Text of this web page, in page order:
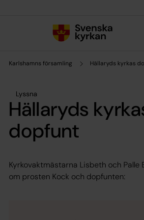
Karlshamns församling Hällaryds kyrkas
Lyssna
Hällaryds
dopfunt
Kyrkovaktmästarna Lisbeth och
om prosten Kock och dopfunten: